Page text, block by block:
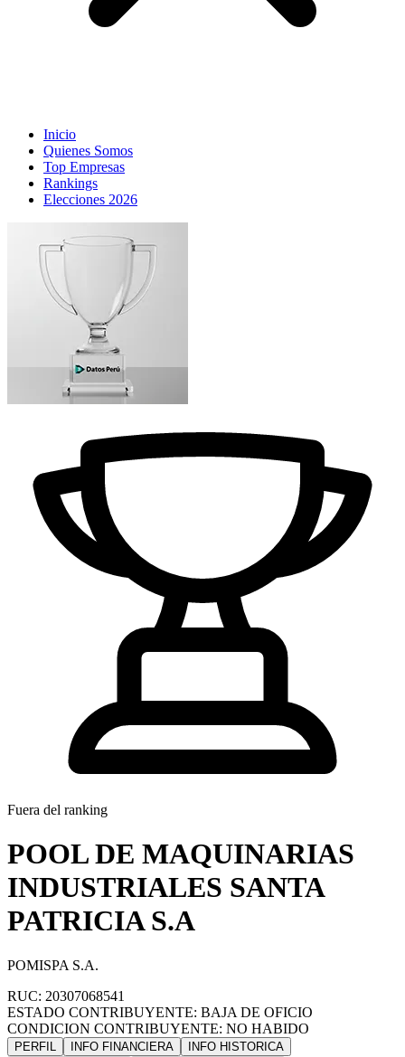
Inicio
Quienes Somos
Top Empresas
Rankings
Elecciones 2026
Fuera del ranking
POOL DE MAQUINARIAS
INDUSTRIALES SANTA
PATRICIA S.A
POMISPA S.A.
RUC: 20307068541
ESTADO CONTRIBUYENTE: BAJA DE OFICIO
CONDICION CONTRIBUYENTE: NO HABIDO
PERFIL INFO FINANCIERA
INFO HISTORICA